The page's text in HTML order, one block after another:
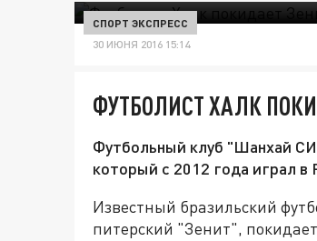
СПОРТ ЭКСПРЕСС
30 ИЮНЯ 2016 15:14
ФУТБОЛИСТ ХАЛК
Футбольный клуб "Шанхай
который с 2012 года играл в
Известный бразильский
питерский "Зенит",